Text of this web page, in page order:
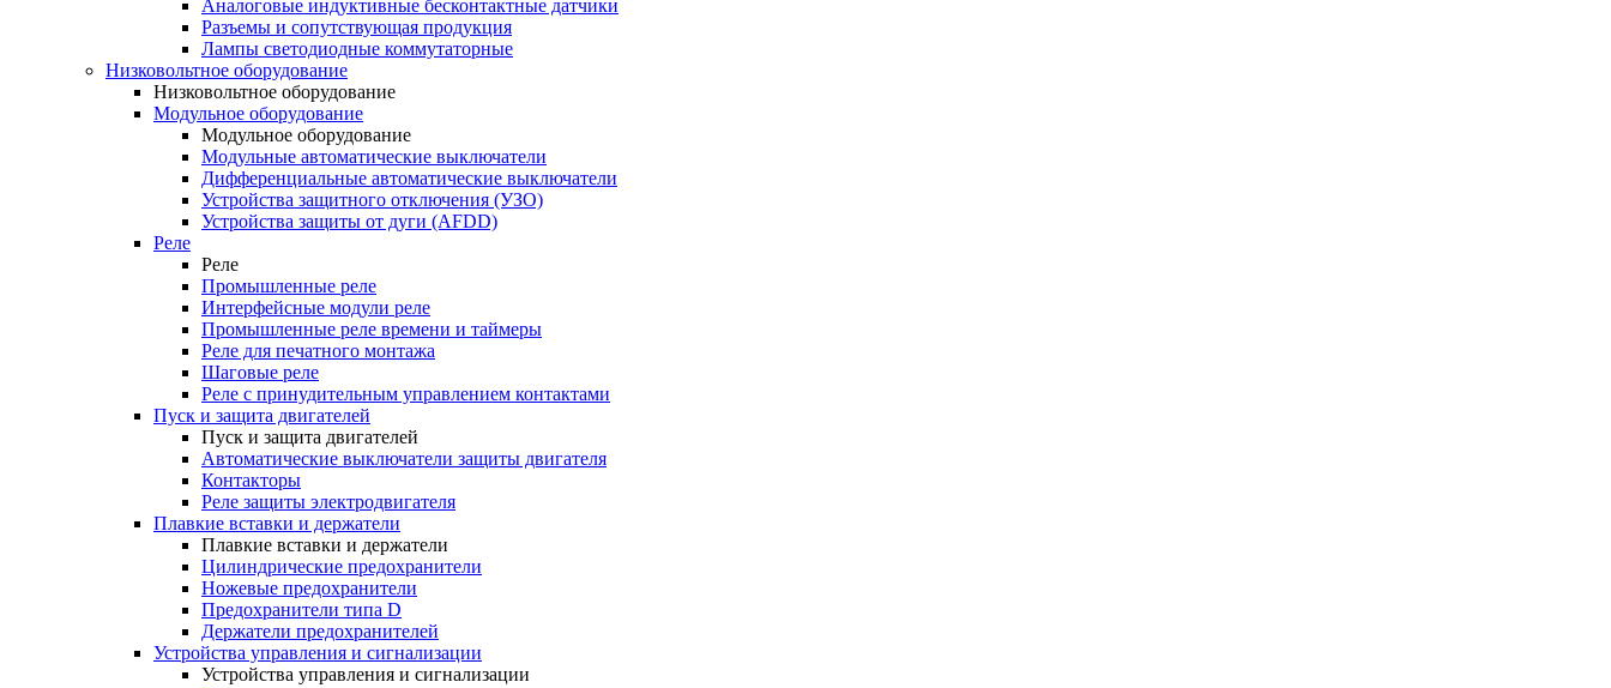
Аналоговые индуктивные бесконтактные датчики
Разъемы и сопутствующая продукция
Лампы светодиодные коммутаторные
Низковольтное оборудование
Низковольтное оборудование
Модульное оборудование
Модульное оборудование
Модульные автоматические выключатели
Дифференциальные автоматические выключатели
Устройства защитного отключения (УЗО)
Устройства защиты от дуги (AFDD)
Реле
Реле
Промышленные реле
Интерфейсные модули реле
Промышленные реле времени и таймеры
Реле для печатного монтажа
Шаговые реле
Реле с принудительным управлением контактами
Пуск и защита двигателей
Пуск и защита двигателей
Автоматические выключатели защиты двигателя
Контакторы
Реле защиты электродвигателя
Плавкие вставки и держатели
Плавкие вставки и держатели
Цилиндрические предохранители
Ножевые предохранители
Предохранители типа D
Держатели предохранителей
Устройства управления и сигнализации
Устройства управления и сигнализации